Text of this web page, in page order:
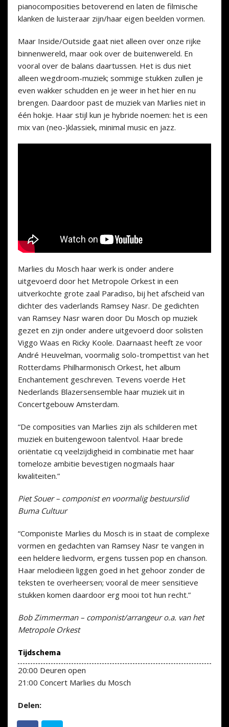
pianocomposities betoverend en laten de filmische
klanken de luisteraar zijn/haar eigen beelden vormen.
Maar Inside/Outside gaat niet alleen over onze rijke
binnenwereld, maar ook over de buitenwereld. En
vooral over de balans daartussen. Het is dus niet
alleen wegdroom-muziek; sommige stukken zullen je
even wakker schudden en je weer in het hier en nu
brengen. Daardoor past de muziek van Marlies niet in
één hokje. Haar stijl kun je hybride noemen: het is een
mix van (neo-)klassiek, minimal music en jazz.
Marlies du Mosch haar werk is onder andere
uitgevoerd door het Metropole Orkest in een
uitverkochte grote zaal Paradiso, bij het afscheid van
dichter des vaderlands Ramsey Nasr. De gedichten
van Ramsey Nasr waren door Du Mosch op muziek
gezet en zijn onder andere ­uitgevoerd door solisten
Viggo Waas en Ricky Koole. Daarnaast heeft ze voor
André Heuvelman, voormalig solo-­trompettist van het
Rotterdams Philharmonisch Orkest, het album
Enchantement geschreven. Tevens voerde Het
Nederlands Blazersensemble haar muziek uit in
Concertgebouw Amsterdam.
“De composities van Marlies zijn als schilderen met
muziek en buitengewoon ­talentvol. Haar brede
oriëntatie cq veelzijdigheid in combinatie met haar
tomeloze ambitie ­bevestigen nogmaals haar
kwaliteiten.”
Piet Souer – componist en voormalig bestuurslid
Buma Cultuur
“Componiste Marlies du Mosch is in staat de complexe
vormen en gedachten van ­Ramsey Nasr te vangen in
een heldere liedvorm, ergens tussen pop en chanson.
Haar melodieën liggen goed in het gehoor zonder de
teksten te overheersen; vooral de meer sensitieve
stukken komen daardoor erg mooi tot hun recht.”
Bob Zimmerman – componist/arrangeur o.a. van het
Metropole Orkest
Tijdschema
20:00 Deuren open
21:00 Concert Marlies du Mosch
Delen: